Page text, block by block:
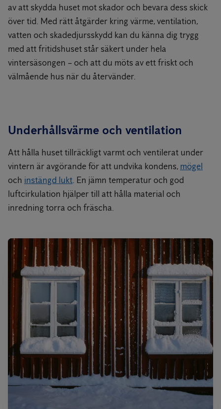
av att skydda huset mot skador och bevara dess skick
över tid. Med rätt åtgärder kring värme, ventilation,
vatten och skadedjursskydd kan du känna dig trygg
med att fritidshuset står säkert under hela
vintersäsongen – och att du möts av ett friskt och
välmående hus när du återvänder.
Underhållsvärme och ventilation
Att hålla huset tillräckligt varmt och ventilerat under
vintern är avgörande för att undvika kondens, mögel
och instängd lukt. En jämn temperatur och god
luftcirkulation hjälper till att hålla material och
inredning torra och fräscha.